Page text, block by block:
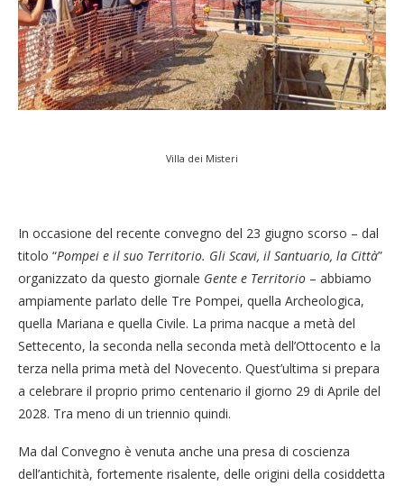
Villa dei Misteri
In occasione del recente convegno del 23 giugno scorso – dal
titolo “Pompei e il suo Territorio. Gli Scavi, il Santuario, la Città”
organizzato da questo giornale Gente e Territorio – abbiamo
ampiamente parlato delle Tre Pompei, quella Archeologica,
quella Mariana e quella Civile. La prima nacque a metà del
Settecento, la seconda nella seconda metà dell’Ottocento e la
terza nella prima metà del Novecento. Quest’ultima si prepara
a celebrare il proprio primo centenario il giorno 29 di Aprile del
2028. Tra meno di un triennio quindi.
Ma dal Convegno è venuta anche una presa di coscienza
dell’antichità, fortemente risalente, delle origini della cosiddetta